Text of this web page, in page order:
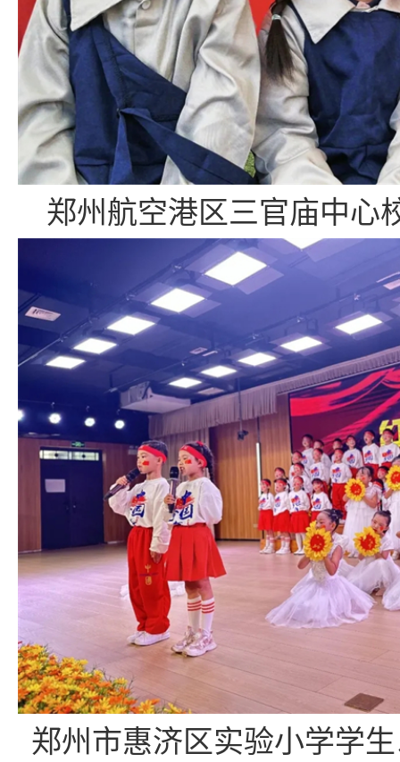
郑州航空港区三官庙中心
郑州市惠济区实验小学学